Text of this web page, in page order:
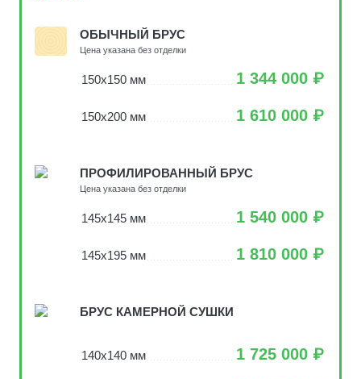
ОБЫЧНЫЙ БРУС
Цена указана без отделки
150х150 мм 1 344 000 ₽
150х200 мм 1 610 000 ₽
ПРОФИЛИРОВАННЫЙ БРУС
Цена указана без отделки
145х145 мм 1 540 000 ₽
145х195 мм 1 810 000 ₽
БРУС КАМЕРНОЙ СУШКИ
140х140 мм 1 725 000 ₽